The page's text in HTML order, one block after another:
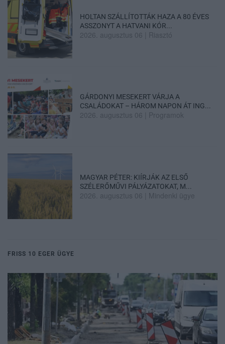
HOLTAN SZÁLLÍTOTTÁK HAZA A 80 ÉVES
ASSZONYT A HATVANI KÓR...
2026. augusztus 06 Riasztó
GÁRDONYI MESEKERT VÁRJA A
CSALÁDOKAT – HÁROM NAPON ÁT ING...
2026. augusztus 06 Programok
MAGYAR PÉTER: KIÍRJÁK AZ ELSŐ
SZÉLERŐMŰVI PÁLYÁZATOKAT, M...
2026. augusztus 06 Mindenki ügye
FRISS 10 EGER ÜGYE